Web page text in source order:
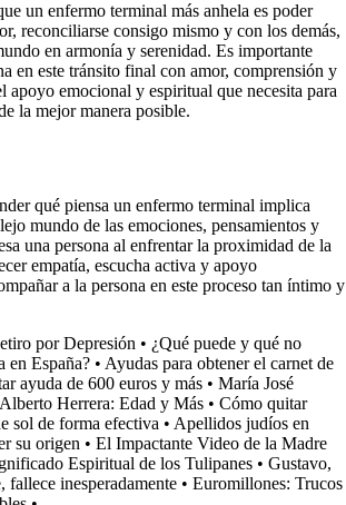
un enfermo terminal más anhela es poder
reconciliarse consigo mismo y con los demás,
en armonía y serenidad. Es importante
en este tránsito final con amor, comprensión y
apoyo emocional y espiritual que necesita para
la mejor manera posible.
qué piensa un enfermo terminal implica
mundo de las emociones, pensamientos y
una persona al enfrentar la proximidad de la
empatía, escucha activa y apoyo
a la persona en este proceso tan íntimo y
por Depresión • ¿Qué puede y qué no
en España? • Ayudas para obtener el carnet de
ayuda de 600 euros y más • María José
Herrera: Edad y Más • Cómo quitar
sol de forma efectiva • Apellidos judíos en
su origen • El Impactante Video de la Madre
Espiritual de los Tulipanes • Gustavo,
fallece inesperadamente • Euromillones: Trucos